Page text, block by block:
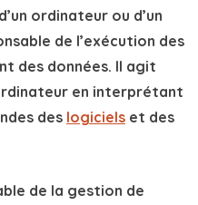
ordinateur ou d’un
de l’exécution des
des données. Il agit
en interprétant
des logiciels et des
de la gestion de